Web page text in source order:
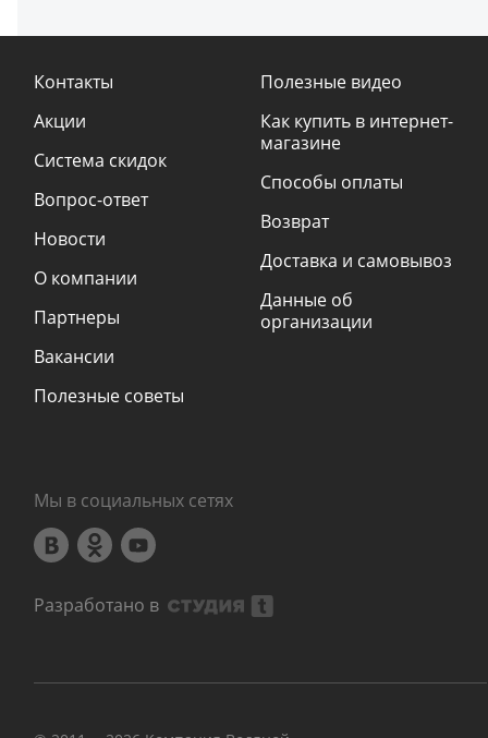
Контакты
Акции
Система скидок
Вопрос-ответ
Новости
О компании
Партнеры
Вакансии
Полезные советы
Полезные видео
Как купить в интернет-
магазине
Способы оплаты
Возврат
Доставка и самовывоз
Данные об
организации
Мы в социальных сетях
Разработано в